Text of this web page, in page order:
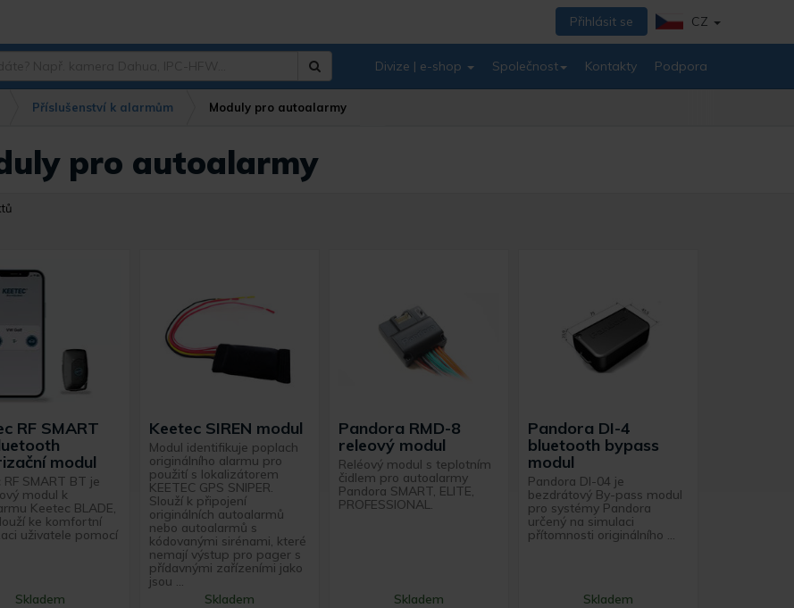
Přihlásit se CZ
Divize | e-shop Společnost Kontakty Podpora
Příslušenství k alarmům Moduly pro autoalarmy
pro autoalarmy
RF SMART
modul
RF SMART BT je
modul k
Keetec BLADE,
ke komfortní
uživatele pomocí
Skladem
Keetec SIREN modul
Modul identifikuje poplach
originálního alarmu pro
použití s lokalizátorem
KEETEC GPS SNIPER.
Slouží k připojení
originálních autoalarmů
nebo autoalarmů s
kódovanými sirénami, které
nemají výstup pro pager s
přídavnými zařízeními jako
jsou ...
Skladem
Pandora RMD-8
releový modul
Reléový modul s teplotním
čidlem pro autoalarmy
Pandora SMART, ELITE,
PROFESSIONAL.
Skladem
Pandora DI-4
bluetooth bypass
modul
Pandora DI-04 je
bezdrátový By-pass modul
pro systémy Pandora
určený na simulaci
přítomnosti originálního ...
Skladem